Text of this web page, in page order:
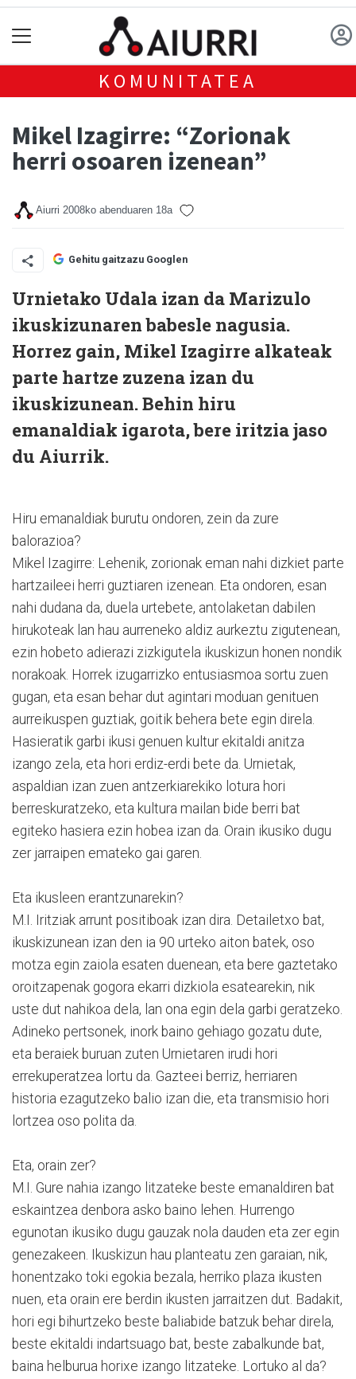
KOMUNITATEA
Mikel Izagirre: “Zorionak
herri osoaren izenean”
Aiurri 2008ko abenduaren 18a
Gehitu gaitzazu Googlen
Urnietako Udala izan da Marizulo
ikuskizunaren babesle nagusia.
Horrez gain, Mikel Izagirre alkateak
parte hartze zuzena izan du
ikuskizunean. Behin hiru
emanaldiak igarota, bere iritzia jaso
du Aiurrik.
Hiru emanaldiak burutu ondoren, zein da zure
balorazioa?
Mikel Izagirre: Lehenik, zorionak eman nahi dizkiet parte
hartzaileei herri guztiaren izenean. Eta ondoren, esan
nahi dudana da, duela urtebete, antolaketan dabilen
hirukoteak lan hau aurreneko aldiz aurkeztu zigutenean,
ezin hobeto adierazi zizkigutela ikuskizun honen nondik
norakoak. Horrek izugarrizko entusiasmoa sortu zuen
gugan, eta esan behar dut agintari moduan genituen
aurreikuspen guztiak, goitik behera bete egin direla.
Hasieratik garbi ikusi genuen kultur ekitaldi anitza
izango zela, eta hori erdiz-erdi bete da. Urnietak,
aspaldian izan zuen antzerkiarekiko lotura hori
berreskuratzeko, eta kultura mailan bide berri bat
egiteko hasiera ezin hobea izan da. Orain ikusiko dugu
zer jarraipen emateko gai garen.
Eta ikusleen erantzunarekin?
M.I. Iritziak arrunt positiboak izan dira. Detailetxo bat,
ikuskizunean izan den ia 90 urteko aiton batek, oso
motza egin zaiola esaten duenean, eta bere gaztetako
oroitzapenak gogora ekarri dizkiola esatearekin, nik
uste dut nahikoa dela, lan ona egin dela garbi geratzeko.
Adineko pertsonek, inork baino gehiago gozatu dute,
eta beraiek buruan zuten Urnietaren irudi hori
errekuperatzea lortu da. Gazteei berriz, herriaren
historia ezagutzeko balio izan die, eta transmisio hori
lortzea oso polita da.
Eta, orain zer?
M.I. Gure nahia izango litzateke beste emanaldiren bat
eskaintzea denbora asko baino lehen. Hurrengo
egunotan ikusiko dugu gauzak nola dauden eta zer egin
genezakeen. Ikuskizun hau planteatu zen garaian, nik,
honentzako toki egokia bezala, herriko plaza ikusten
nuen, eta orain ere berdin ikusten jarraitzen dut. Badakit,
hori egi bihurtzeko beste baliabide batzuk behar direla,
beste ekitaldi indartsuago bat, beste zabalkunde bat,
baina helburua horixe izango litzateke. Lortuko al da?